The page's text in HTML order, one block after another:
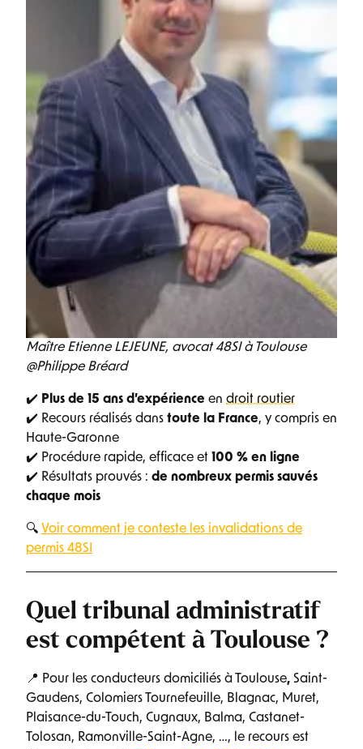
Maître Etienne LEJEUNE, avocat 48SI à Toulouse
@Philippe Bréard
✔️ Plus de 15 ans d’expérience en droit routier
✔️ Recours réalisés dans toute la France, y compris en
Haute-Garonne
✔️ Procédure rapide, efficace et 100 % en ligne
✔️ Résultats prouvés : de nombreux permis sauvés
chaque mois
🔍 Voir comment je conteste les invalidations de
permis 48SI
Quel tribunal administratif
est compétent à Toulouse ?
📍 Pour les conducteurs domiciliés à Toulouse, Saint-
Gaudens, Colomiers Tournefeuille, Blagnac, Muret,
Plaisance-du-Touch, Cugnaux, Balma, Castanet-
Tolosan, Ramonville-Saint-Agne, …, le recours est